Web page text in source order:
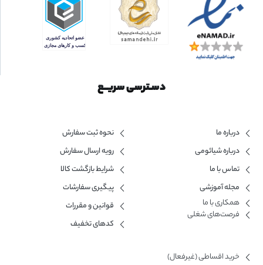
دسـترسی سریــع
درباره ما
درباره شیائومی
تماس با ما
مجله آموزشی
همکاری با ما​
فرصت‌های شغلی
نحوه ثبت سفارش
رویه ارسال سفارش
شرایط بازگشت کالا
پیگیری سفارشات
قوانین و مقررات
کدهای تخفیف
خرید اقساطی (غیرفعال)